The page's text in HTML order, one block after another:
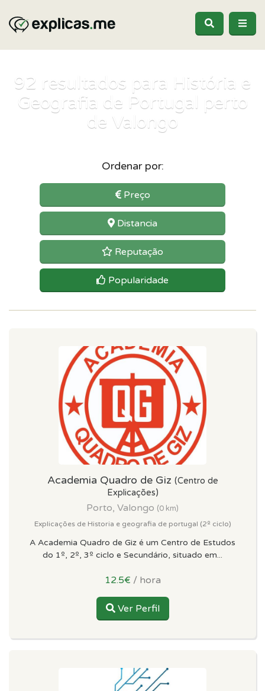
92 resultados para História e
Geografia de Portugal perto
de Valongo
Ordenar por:
Preço
Distancia
Reputação
Popularidade
Academia Quadro de Giz (Centro de
Explicações)
Porto, Valongo (0 km)
Explicações de Historia e geografia de portugal (2º ciclo)
A Academia Quadro de Giz é um Centro de Estudos
do 1º, 2º, 3º ciclo e Secundário, situado em...
12.5€ / hora
Ver Perfil